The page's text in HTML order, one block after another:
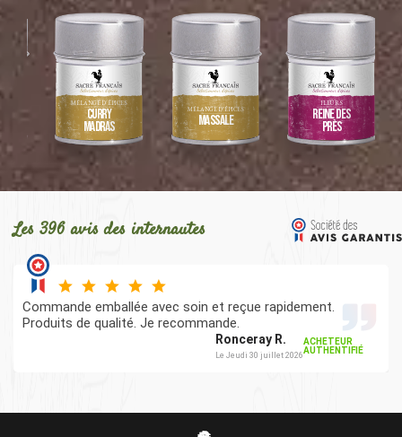
MÉLANGE D’ÉPICES
Curry
Madras
MÉLANGE D’ÉPICES
Massalé
FLEURS
Reine des
près
Les 396 avis des internautes
Commande emballée avec soin et reçue rapidement.
Produits de qualité. Je recommande.
Ronceray R.
Le Jeudi 30 juillet 2026
ACHETEUR
AUTHENTIFIÉ